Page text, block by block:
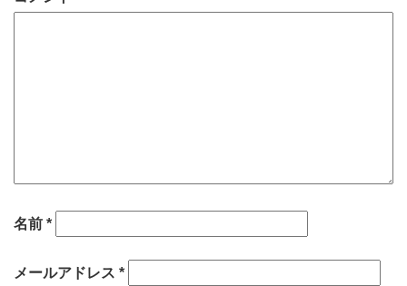
名前 *
メールアドレス *